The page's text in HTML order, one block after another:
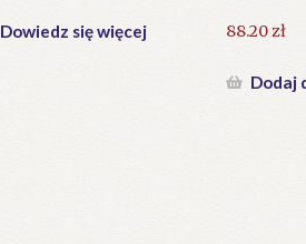
Dowiedz się więcej 88.20zł
Dodaj